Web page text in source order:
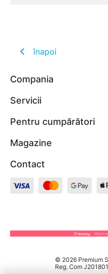
înapoi
Compania
Servicii
Pentru cumpărători
Magazine
Contact
© 2026 Premium
Reg. Com